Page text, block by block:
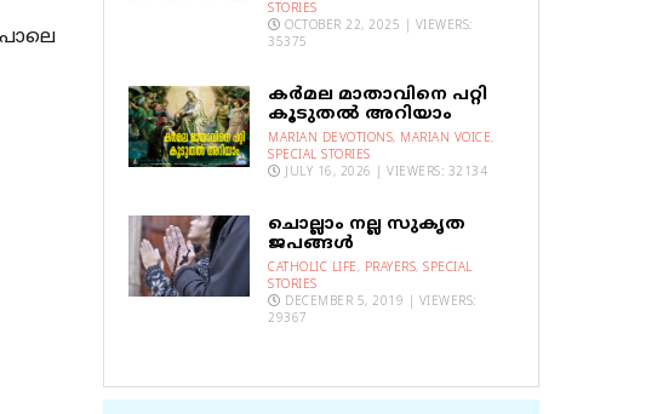
STORIES
OCTOBER 22, 2025 | VIEWERS:
35375
കര്‍മല മാതാവിനെ പറ്റി
കൂടുതല്‍ അറിയാം
MARIAN DEVOTIONS, MARIAN VOICE,
SPECIAL STORIES
JULY 16, 2026 | VIEWERS: 32134
ചൊല്ലാം നല്ല സുകൃത
ജപങ്ങൾ
CATHOLIC LIFE, PRAYERS, SPECIAL
STORIES
DECEMBER 5, 2019 | VIEWERS:
29367